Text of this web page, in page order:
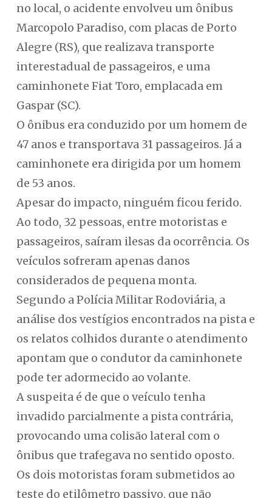
no local, o acidente envolveu um ônibus
Marcopolo Paradiso, com placas de Porto
Alegre (RS), que realizava transporte
interestadual de passageiros, e uma
caminhonete Fiat Toro, emplacada em
Gaspar (SC).
O ônibus era conduzido por um homem de
47 anos e transportava 31 passageiros. Já a
caminhonete era dirigida por um homem
de 53 anos.
Apesar do impacto, ninguém ficou ferido.
Ao todo, 32 pessoas, entre motoristas e
passageiros, saíram ilesas da ocorrência. Os
veículos sofreram apenas danos
considerados de pequena monta.
Segundo a Polícia Militar Rodoviária, a
análise dos vestígios encontrados na pista e
os relatos colhidos durante o atendimento
apontam que o condutor da caminhonete
pode ter adormecido ao volante.
A suspeita é de que o veículo tenha
invadido parcialmente a pista contrária,
provocando uma colisão lateral com o
ônibus que trafegava no sentido oposto.
Os dois motoristas foram submetidos ao
teste do etilômetro passivo, que não